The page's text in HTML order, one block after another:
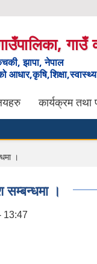
गाउँ
झापा, नेपाल
कार्यक्रम तथा
।
सम्बन्धमा ।
13:47